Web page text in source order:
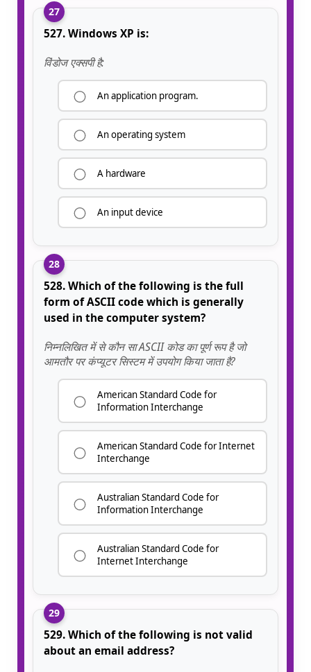
27
527. Windows XP is:
विंडोज एक्सपी है:
An application program.
An operating system
A hardware
An input device
28
528. Which of the following is the full
form of ASCII code which is generally
used in the computer system?
निम्नलिखित में से कौन सा ASCII कोड का पूर्ण रूप है जो
आमतौर पर कंप्यूटर सिस्टम में उपयोग किया जाता है?
American Standard Code for
Information Interchange
American Standard Code for Internet
Interchange
Australian Standard Code for
Information Interchange
Australian Standard Code for
Internet Interchange
29
529. Which of the following is not valid
about an email address?